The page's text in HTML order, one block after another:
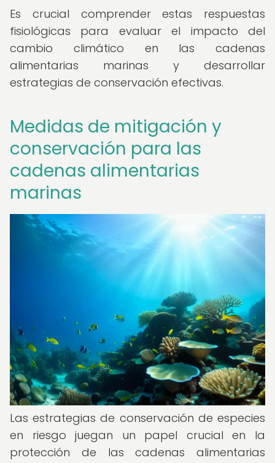
Es crucial comprender estas respuestas
fisiológicas para evaluar el impacto del
cambio climático en las cadenas
alimentarias marinas y desarrollar
estrategias de conservación efectivas.
Medidas de mitigación y
conservación para las
cadenas alimentarias
marinas
Las estrategias de conservación de especies
en riesgo juegan un papel crucial en la
protección de las cadenas alimentarias